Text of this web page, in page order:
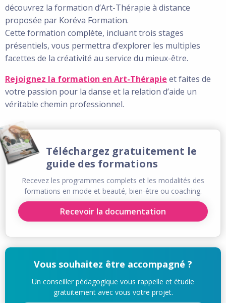
découvrez la formation d’Art-Thérapie à distance
proposée par Koréva Formation.
Cette formation complète, incluant trois stages
présentiels, vous permettra d’explorer les multiples
facettes de la créativité au service du mieux-être.
Rejoignez la formation en Art-Thérapie et faites de
votre passion pour la danse et la relation d’aide un
véritable chemin professionnel.
Téléchargez gratuitement le
guide des formations
Recevez les programmes complets et les modalités des
formations en mode et beauté, bien-être ou coaching.
Recevoir la documentation
Vous souhaitez être accompagné ?
Un conseiller pédagogique vous rappelle et étudie
gratuitement avec vous votre projet.